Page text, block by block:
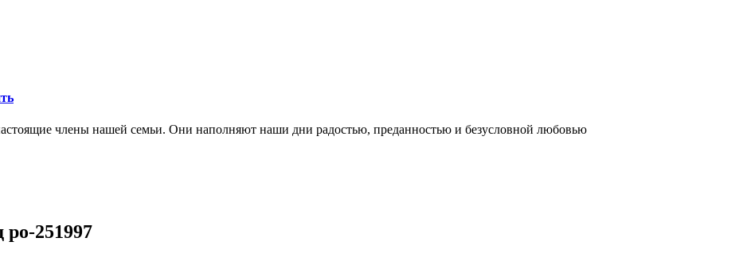
члены нашей семьи. Они наполняют наши дни радостью, преданностью и безусловной любовью
251997